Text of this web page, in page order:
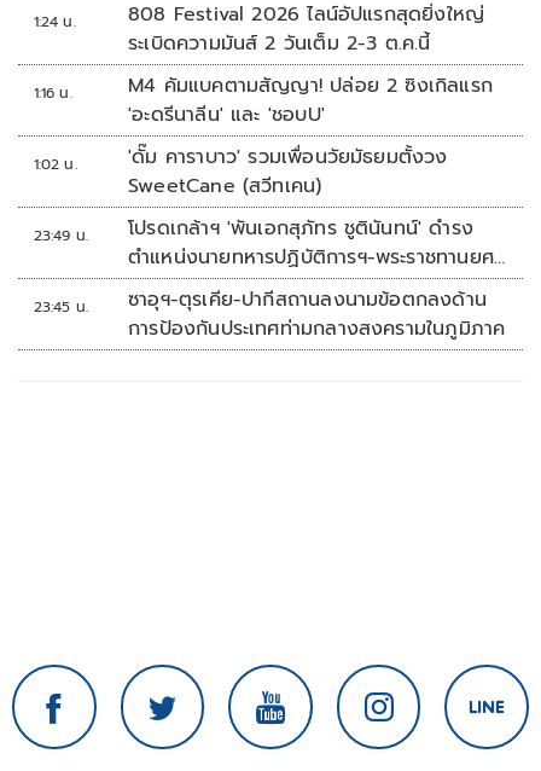
1:24 น.
808 Festival 2026 ไลน์อัปแรกสุดยิ่งใหญ่
ระเบิดความมันส์ 2 วันเต็ม 2-3 ต.ค.นี้
1:16 น.
M4 คัมแบคตามสัญญา! ปล่อย 2 ซิงเกิลแรก
'อะดรีนาลีน' และ 'ชอบU'
1:02 น.
'ดั๊ม คาราบาว' รวมเพื่อนวัยมัธยมตั้งวง
SweetCane (สวีทเคน)
23:49 น.
โปรดเกล้าฯ 'พันเอกสุภัทร ชูตินันทน์' ดำรง
ตำแหน่งนายทหารปฏิบัติการฯ-พระราชทานยศ
'พลตรี'
23:45 น.
ซาอุฯ-ตุรเคีย-ปากีสถานลงนามข้อตกลงด้าน
การป้องกันประเทศท่ามกลางสงครามในภูมิภาค